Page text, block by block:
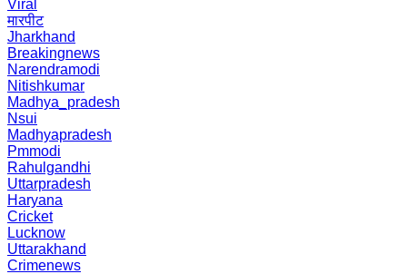
Viral
मारपीट
Jharkhand
Breakingnews
Narendramodi
Nitishkumar
Madhya_pradesh
Nsui
Madhyapradesh
Pmmodi
Rahulgandhi
Uttarpradesh
Haryana
Cricket
Lucknow
Uttarakhand
Crimenews